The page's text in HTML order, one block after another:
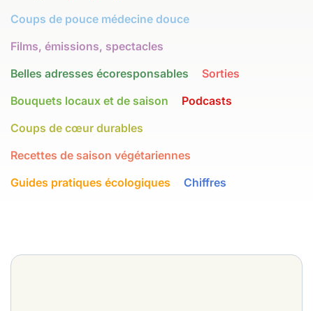
Coups de pouce médecine douce
Films, émissions, spectacles
Belles adresses écoresponsables
Sorties
Bouquets locaux et de saison
Podcasts
Coups de cœur durables
Recettes de saison végétariennes
Guides pratiques écologiques
Chiffres